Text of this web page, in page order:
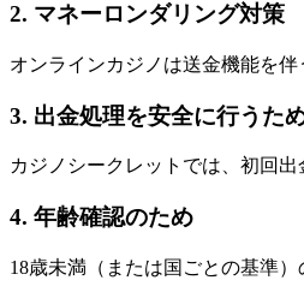
2. マネーロンダリング対策
オンラインカジノは送金機能を
3. 出金処理を安全に行うた
カジノシークレットでは、初回
4. 年齢確認のため
18歳未満（または国ごとの基準